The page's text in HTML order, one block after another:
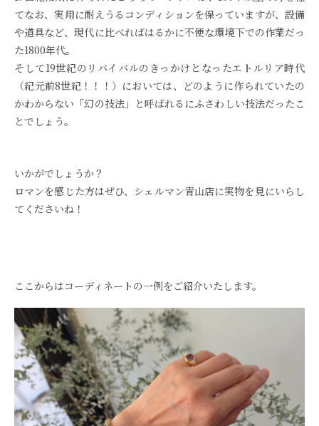
てなお、実用に耐えうるコンディションを保っていますが、設備
や道具など、現代に比べればはるかに不便な環境下での作業だっ
た1800年代。
そして19世紀のリバイバルのきっかけとなったエトルリア時代
（紀元前8世紀！！！）においては、どのように作られていたの
かわからない「幻の技法」と呼ばれるにふさわしい技法だったこ
とでしょう。
いかがでしょうか？
ロマンを感じた方はぜひ、シェルマン青山店に実物を見にいらし
てくださいね！
ここからはコーディネートの一例をご紹介いたします。